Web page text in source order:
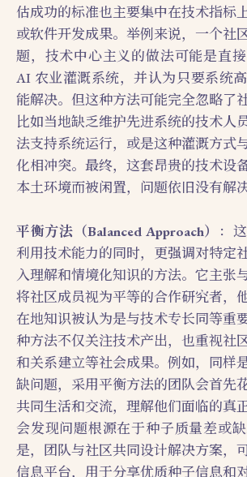
估成功的标准也主要集中在技术指标
或软件开发成果。举例来说，一个社
题，技术中心主义的做法可能是直
AI 农业灌溉系统，并认为只要系统
能解决。但这种方法可能完全忽略了
比如当地缺乏维护先进系统的技术人
法支持系统运行，或是这种灌溉方式
化相冲突。最终，这套昂贵的技术设
本土环境而被闲置，问题依旧没有解决
平衡方法（Balanced Approach）
：
利用技术能力的同时，更强调对特定
入理解和情境化知识的方法。它主张
将社区成员视为平等的合作研究者，
在地知识被认为是与技术专长同等重
种方法不仅关注技术产出，也重视社
和关系建立等社会成果。例如，同样
缺问题，采用平衡方法的团队会首先
共同生活和交流，理解他们面临的真
会发现问题根源在于种子质量差或
是，团队与社区共同设计解决方案，
信息平台，用于分享优质种子信息和